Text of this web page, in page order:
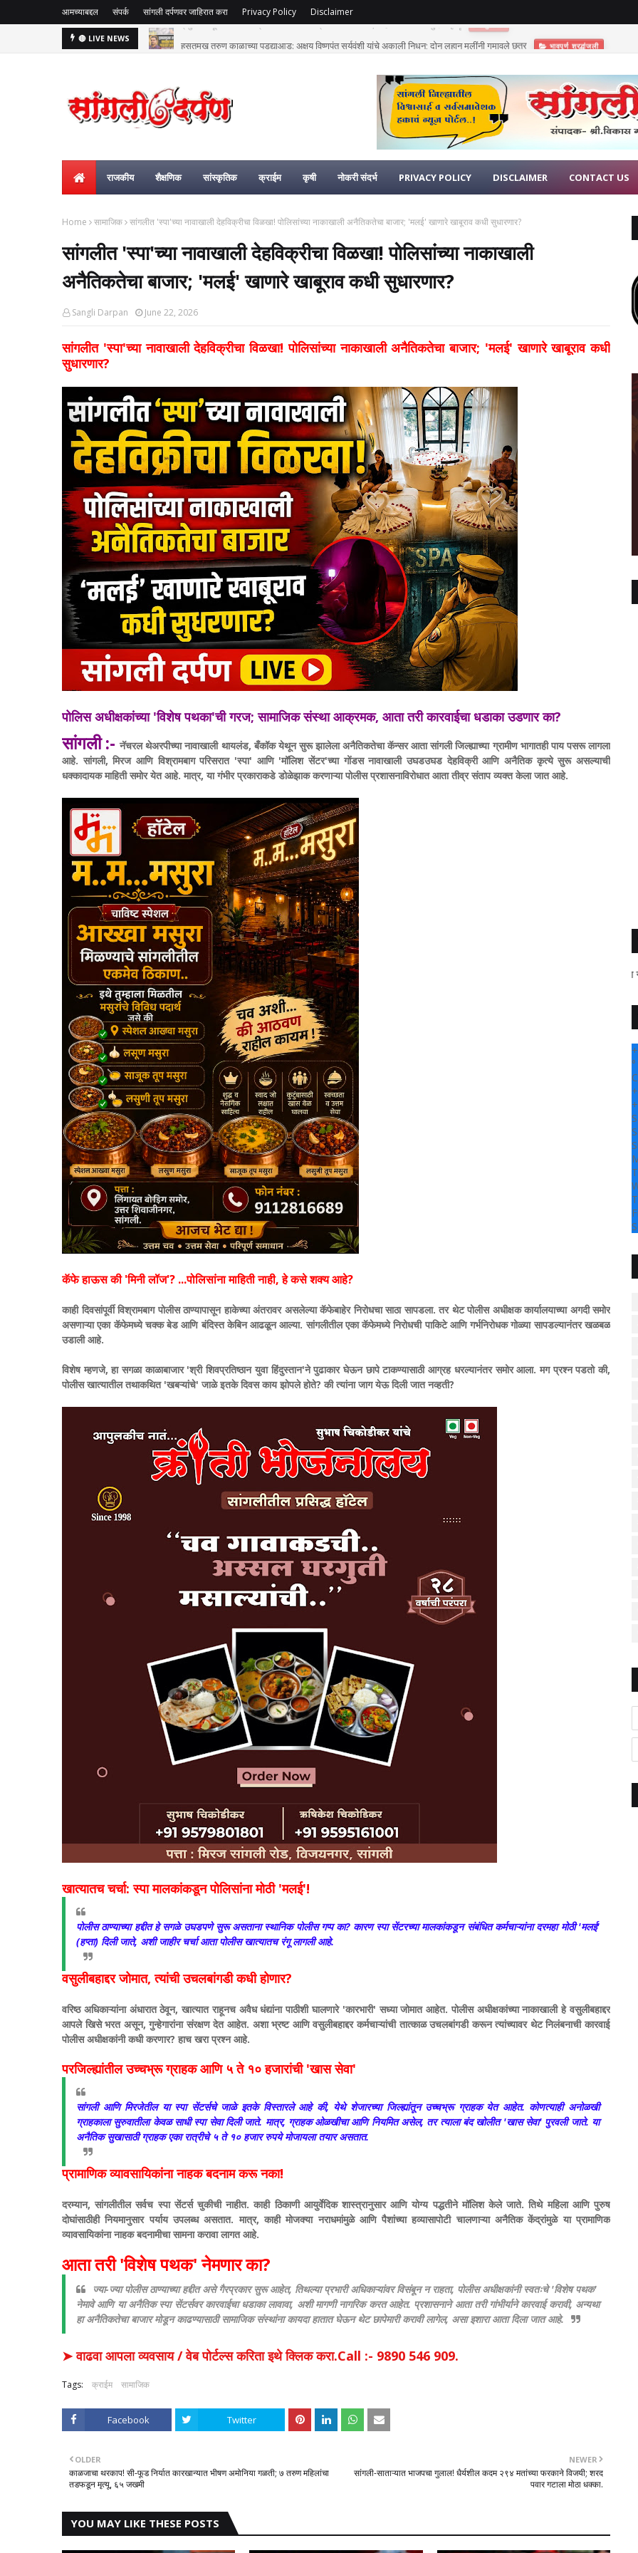
आमच्याबद्दल संपर्क सांगली दर्पणवर जाहिरात करा Privacy Policy Disclaimer
🔴 LIVE NEWS हसतमुख तरुण काळाच्या पडद्याआड: अक्षय विष्णुपंत सूर्यवंशी यांचे अकाली निधन; दोन लहान मुलींनी गमावले छत्र भावपूर्ण श्रद्धांजली
राजकीय शैक्षणिक सांस्कृतिक क्राईम कृषी नोकरी संदर्भ PRIVACY POLICY DISCLAIMER CONTACT US
Home सामाजिक सांगलीत 'स्पा'च्या नावाखाली देहविक्रीचा विळखा! पोलिसांच्या नाकाखाली अनैतिकतेचा बाजार; 'मलई' खाणारे खाबूराव कधी सुधारणार?
सांगलीत 'स्पा'च्या नावाखाली देहविक्रीचा विळखा! पोलिसांच्या नाकाखाली
अनैतिकतेचा बाजार; 'मलई' खाणारे खाबूराव कधी सुधारणार?
Sangli Darpan June 22, 2026
सांगलीत 'स्पा'च्या नावाखाली देहविक्रीचा विळखा! पोलिसांच्या नाकाखाली अनैतिकतेचा बाजार; 'मलई' खाणारे खाबूराव कधी
सुधारणार?
पोलिस अधीक्षकांच्या 'विशेष पथका'ची गरज; सामाजिक संस्था आक्रमक, आता तरी कारवाईचा धडाका उडणार का?
सांगली :-नॅचरल थेअरपीच्या नावाखाली थायलंड, बँकॉक येथून सुरू झालेला अनैतिकतेचा कॅन्सर आता सांगली जिल्ह्याच्या ग्रामीण भागातही पाय पसरू लागला
आहे. सांगली, मिरज आणि विश्रामबाग परिसरात 'स्पा' आणि 'मॉलिश सेंटर'च्या गोंडस नावाखाली उघडउघड देहविक्री आणि अनैतिक कृत्ये सुरू असल्याची
धक्कादायक माहिती समोर येत आहे. मात्र, या गंभीर प्रकाराकडे डोळेझाक करणाऱ्या पोलीस प्रशासनाविरोधात आता तीव्र संताप व्यक्त केला जात आहे.
​कॅफे हाऊस की 'मिनी लॉज'? ...पोलिसांना माहिती नाही, हे कसे शक्य आहे?
​काही दिवसांपूर्वी विश्रामबाग पोलीस ठाण्यापासून हाकेच्या अंतरावर असलेल्या कॅफेबाहेर निरोधचा साठा सापडला. तर थेट पोलीस अधीक्षक कार्यालयाच्या अगदी समोर
असणाऱ्या एका कॅफेमध्ये चक्क बेड आणि बंदिस्त केबिन आढळून आल्या. सांगलीतील एका कॅफेमध्ये निरोधची पाकिटे आणि गर्भनिरोधक गोळ्या सापडल्यानंतर खळबळ
उडाली आहे.
​विशेष म्हणजे, हा सगळा काळाबाजार 'श्री शिवप्रतिष्ठान युवा हिंदुस्तान'ने पुढाकार घेऊन छापे टाकण्यासाठी आग्रह धरल्यानंतर समोर आला. मग प्रश्न पडतो की,
पोलीस खात्यातील तथाकथित 'खबऱ्यांचे' जाळे इतके दिवस काय झोपले होते? की त्यांना जाग येऊ दिली जात नव्हती?
​खात्यातच चर्चा: स्पा मालकांकडून पोलिसांना मोठी 'मलई'!
पोलीस ठाण्याच्या हद्दीत हे सगळे उघडपणे सुरू असताना स्थानिक पोलीस गप्प का? कारण स्पा सेंटरच्या मालकांकडून संबंधित कर्मचाऱ्यांना दरमहा मोठी 'मलई'
(हप्ता) दिली जाते, अशी जाहीर चर्चा आता पोलीस खात्यातच रंगू लागली आहे.
​वसुलीबहाद्दर जोमात, त्यांची उचलबांगडी कधी होणार?
​वरिष्ठ अधिकाऱ्यांना अंधारात ठेवून, खात्यात राहूनच अवैध धंद्यांना पाठीशी घालणारे 'कारभारी' सध्या जोमात आहेत. पोलीस अधीक्षकांच्या नाकाखाली हे वसुलीबहाद्दर
आपले खिसे भरत असून, गुन्हेगारांना संरक्षण देत आहेत. अशा भ्रष्ट आणि वसुलीबहाद्दर कर्मचाऱ्यांची तात्काळ उचलबांगडी करून त्यांच्यावर थेट निलंबनाची कारवाई
पोलीस अधीक्षकांनी कधी करणार? हाच खरा प्रश्न आहे.
​परजिल्ह्यांतील उच्चभ्रू ग्राहक आणि ५ ते १० हजारांची 'खास सेवा'
​सांगली आणि मिरजेतील या स्पा सेंटर्सचे जाळे इतके विस्तारले आहे की, येथे शेजारच्या जिल्ह्यांतून उच्चभ्रू ग्राहक येत आहेत. कोणत्याही अनोळखी
ग्राहकाला सुरुवातीला केवळ साधी स्पा सेवा दिली जाते. मात्र, ग्राहक ओळखीचा आणि नियमित असेल, तर त्याला बंद खोलीत 'खास सेवा' पुरवली जाते. या
अनैतिक सुखासाठी ग्राहक एका रात्रीचे ५ ते १० हजार रुपये मोजायला तयार असतात.
​प्रामाणिक व्यावसायिकांना नाहक बदनाम करू नका!
​दरम्यान, सांगलीतील सर्वच स्पा सेंटर्स चुकीची नाहीत. काही ठिकाणी आयुर्वेदिक शास्त्रानुसार आणि योग्य पद्धतीने मॉलिश केले जाते. तिथे महिला आणि पुरुष
दोघांसाठीही नियमानुसार पर्याय उपलब्ध असतात. मात्र, काही मोजक्या नराधमांमुळे आणि पैशांच्या हव्यासापोटी चालणाऱ्या अनैतिक केंद्रांमुळे या प्रामाणिक
व्यावसायिकांना नाहक बदनामीचा सामना करावा लागत आहे.
​आता तरी 'विशेष पथक' नेमणार का?
​ज्या-ज्या पोलीस ठाण्याच्या हद्दीत असे गैरप्रकार सुरू आहेत, तिथल्या प्रभारी अधिकाऱ्यांवर विसंबून न राहता, पोलीस अधीक्षकांनी स्वतःचे 'विशेष पथक'
नेमावे आणि या अनैतिक स्पा सेंटर्सवर कारवाईचा धडाका लावावा, अशी मागणी नागरिक करत आहेत. प्रशासनाने आता तरी गांभीर्याने कारवाई करावी, अन्यथा
हा अनैतिकतेचा बाजार मोडून काढण्यासाठी सामाजिक संस्थांना कायदा हातात घेऊन थेट छापेमारी करावी लागेल, असा इशारा आता दिला जात आहे.
➤ वाढवा आपला व्यवसाय / वेब पोर्टल्स करिता इथे क्लिक करा.Call :- 9890 546 909.
Tags: क्राईम सामाजिक
Facebook Twitter
NEWER
सांगली-साताऱ्यात भाजपचा गुलाल! धैर्यशील कदम २९४ मतांच्या फरकाने विजयी; शरद
पवार गटाला मोठा धक्का.
OLDER
काळजाचा थरकाप! सी-फूड निर्यात कारखान्यात भीषण अमोनिया गळती; ७ तरुण महिलांचा
तडफडून मृत्यू, ६५ जखमी
YOU MAY LIKE THESE POSTS
" सांगली दर्पण न्यूज वर आपल्या
+
°
C
+
+